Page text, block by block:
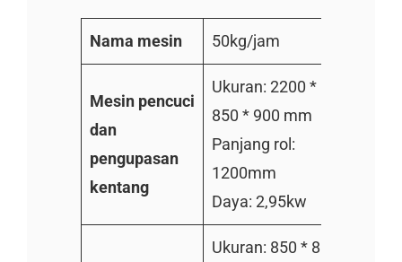
Nama mesin 50kg/jam
Mesin pencuci
dan
pengupasan
kentang
Ukuran: 2200 *
850 * 900 mm
Panjang rol:
1200mm
Daya: 2,95kw
Ukuran: 850 * 850